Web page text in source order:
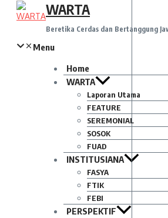
WARTA
Beretika Cerdas dan Bertanggung
Menu
Home
WARTA
Laporan Utama
FEATURE
SEREMONIAL
SOSOK
FUAD
INSTITUSIANA
FASYA
FTIK
FEBI
PERSPEKTIF